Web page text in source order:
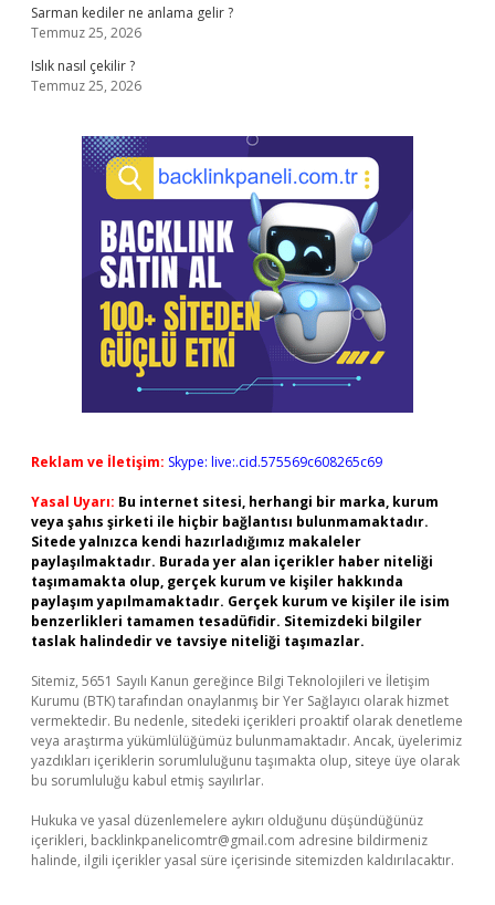
Sarman kediler ne anlama gelir ?
Temmuz 25, 2026
Islık nasıl çekilir ?
Temmuz 25, 2026
Reklam ve İletişim: Skype: live:.cid.575569c608265c69
Yasal Uyarı: Bu internet sitesi, herhangi bir marka, kurum
veya şahıs şirketi ile hiçbir bağlantısı bulunmamaktadır.
Sitede yalnızca kendi hazırladığımız makaleler
paylaşılmaktadır. Burada yer alan içerikler haber niteliği
taşımamakta olup, gerçek kurum ve kişiler hakkında
paylaşım yapılmamaktadır. Gerçek kurum ve kişiler ile isim
benzerlikleri tamamen tesadüfidir. Sitemizdeki bilgiler
taslak halindedir ve tavsiye niteliği taşımazlar.
Sitemiz, 5651 Sayılı Kanun gereğince Bilgi Teknolojileri ve İletişim
Kurumu (BTK) tarafından onaylanmış bir Yer Sağlayıcı olarak hizmet
vermektedir. Bu nedenle, sitedeki içerikleri proaktif olarak denetleme
veya araştırma yükümlülüğümüz bulunmamaktadır. Ancak, üyelerimiz
yazdıkları içeriklerin sorumluluğunu taşımakta olup, siteye üye olarak
bu sorumluluğu kabul etmiş sayılırlar.
Hukuka ve yasal düzenlemelere aykırı olduğunu düşündüğünüz
içerikleri, backlinkpanelicomtr@gmail.com adresine bildirmeniz
halinde, ilgili içerikler yasal süre içerisinde sitemizden kaldırılacaktır.